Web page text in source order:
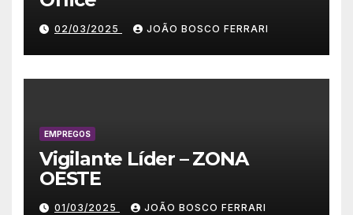
02/03/2025 JOÃO BOSCO FERRARI
EMPREGOS
Vigilante Líder – ZONA
OESTE
01/03/2025 JOÃO BOSCO FERRARI